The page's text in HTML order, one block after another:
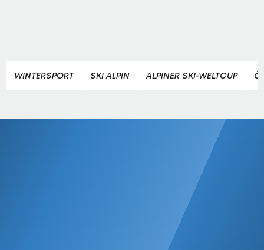
WINTERSPORT SKI ALPIN ALPINER SKI-WELTCUP